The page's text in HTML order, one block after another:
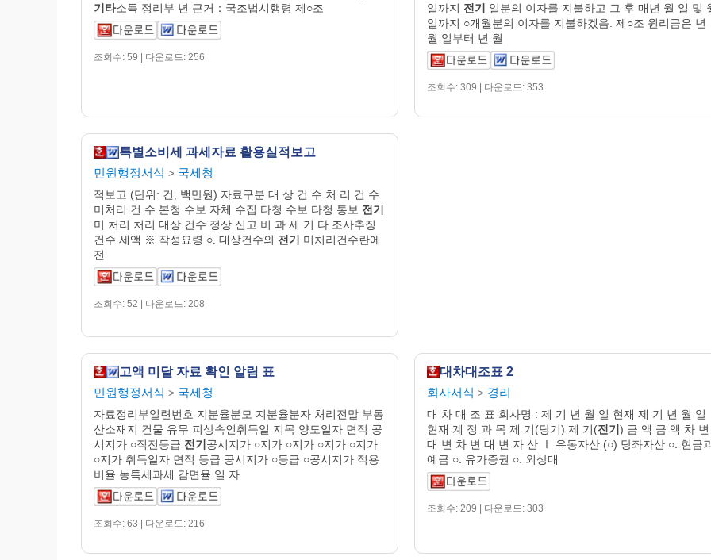
기타소득 정리부 년 근거：국조법시행령 제○조
조회수: 59 | 다운로드: 256
일까지 전기 일분의 이자를 지불하고 그 후 매년 월 일 및
일까지 ○개월분의 이자를 지불하겠음. 제○조 원리금은 년
월 일부터 년 월
조회수: 309 | 다운로드: 353
특별소비세 과세자료 활용실적보고
민원행정서식 > 국세청
적보고 (단위: 건, 백만원) 자료구분 대 상 건 수 처 리 건 수
미처리 건 수 본청 수보 자체 수집 타청 수보 타청 통보 전기
미 처리 처리 대상 건수 정상 신고 비 과 세 기 타 조사추징
건수 세액 ※ 작성요령 ○. 대상건수의 전기 미처리건수란에
전
조회수: 52 | 다운로드: 208
고액 미달 자료 확인 알림 표
민원행정서식 > 국세청
자료정리부일련번호 지분율분모 지분율분자 처리전말 부동
산소재지 건물 유무 피상속인취득일 지목 양도일자 면적 공
시지가 ○직전등급 전기공시지가 ○지가 ○지가 ○지가 ○지가
○지가 취득일자 면적 등급 공시지가 ○등급 ○공시지가 적용
비율 농특세과세 감면율 일 자
조회수: 63 | 다운로드: 216
대차대조표 2
회사서식 > 경리
대 차 대 조 표 회사명 : 제 기 년 월 일 현재 제 기 년 월 일
현재 계 정 과 목 제 기(당기) 제 기(전기) 금 액 금 액 차 변
대 변 차 변 대 변 자 산 Ⅰ 유동자산 (○) 당좌자산 ○. 현금
예금 ○. 유가증권 ○. 외상매
조회수: 209 | 다운로드: 303